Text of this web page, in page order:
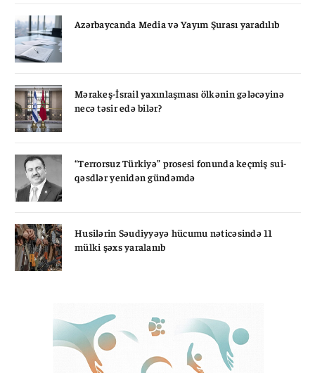
Azərbaycanda Media və Yayım Şurası yaradılıb
Mərakeş-İsrail yaxınlaşması ölkənin gələcəyinə
necə təsir edə bilər?
“Terrorsuz Türkiyə” prosesi fonunda keçmiş sui-
qəsdlər yenidən gündəmdə
Husilərin Səudiyyəyə hücumu nəticəsində 11
mülki şəxs yaralanıb